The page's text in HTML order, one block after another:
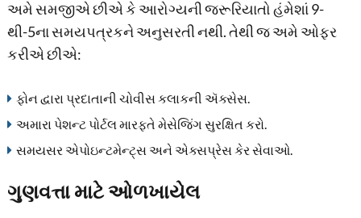
અમે સમજીએ છીએ કે આરોગ્યની જરૂરિયાતો હંમેશાં 9-
થી-5ના સમયપત્રકને અનુસરતી નથી. તેથી જ અમે ઓફર
કરીએ છીએ:
ફોન દ્વારા પ્રદાતાની ચોવીસ કલાકની ઍક્સેસ.
અમારા પેશન્ટ પોર્ટલ મારફતે મેસેજિંગ સુરક્ષિત કરો.
સમયસર એપોઇન્ટમેન્ટ્સ અને એક્સપ્રેસ કેર સેવાઓ.
ગુણવત્તા માટે ઓળખાયેલ